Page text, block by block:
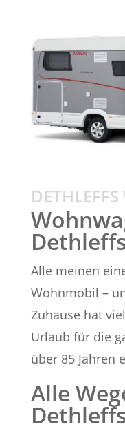
Alle meinen
Wohnmobil –
Zuhause hat
Urlaub für die
über 85 Jahren
Alle